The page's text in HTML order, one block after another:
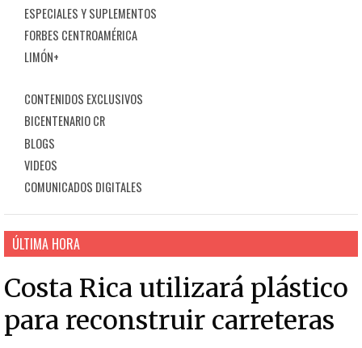
ESPECIALES Y SUPLEMENTOS
FORBES CENTROAMÉRICA
LIMÓN+
CONTENIDOS EXCLUSIVOS
BICENTENARIO CR
BLOGS
VIDEOS
COMUNICADOS DIGITALES
ÚLTIMA HORA
Costa Rica utilizará plástico
para reconstruir carreteras